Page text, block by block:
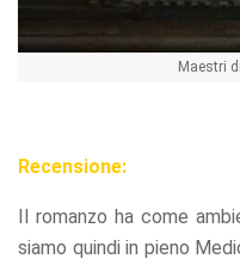
Maestri
Recensione:
Il romanzo ha come
siamo quindi in pieno